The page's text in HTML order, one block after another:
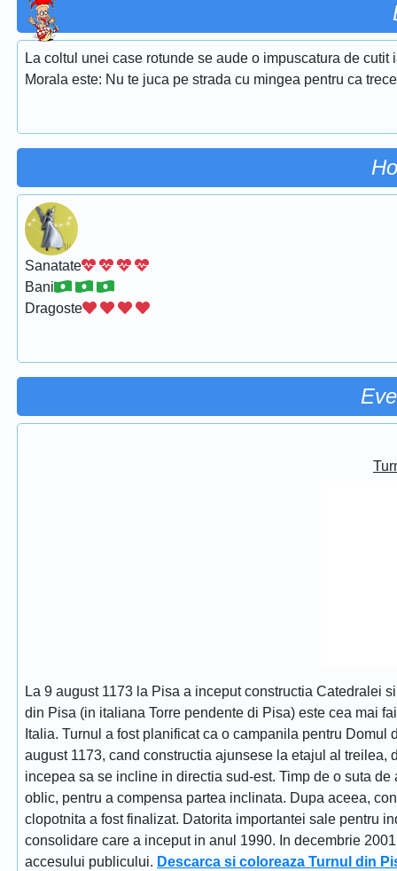
La coltul unei case rotunde se aude o impuscatura de cutit
Morala este: Nu te juca pe strada cu mingea pentru ca
Sanatate
Bani
Dragoste
La 9 august 1173 la Pisa a inceput constructia Catedralei
din Pisa (in italiana Torre pendente di Pisa) este cea mai
Italia. Turnul a fost planificat ca o campanila pentru
august 1173, cand constructia ajunsese la etajul al
incepea sa se incline in directia sud-est. Timp de o suta
oblic, pentru a compensa partea inclinata. Dupa aceea,
clopotnita a fost finalizat. Datorita importantei sale pentru
consolidare care a inceput in anul 1990. In decembrie
accesului publicului. Descarca si coloreaza Turnul din